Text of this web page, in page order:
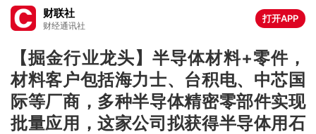
财联社
财经通讯社
打开APP
【掘金行业龙头】半导体材料+零件，
材料客户包括海力士、台积电、中芯国
际等厂商，多种半导体精密零部件实现
批量应用，这家公司拟获得半导体用石